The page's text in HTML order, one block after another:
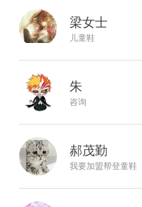
梁女士
儿童鞋
朱
咨询
郝茂勤
我要加盟帮登童鞋